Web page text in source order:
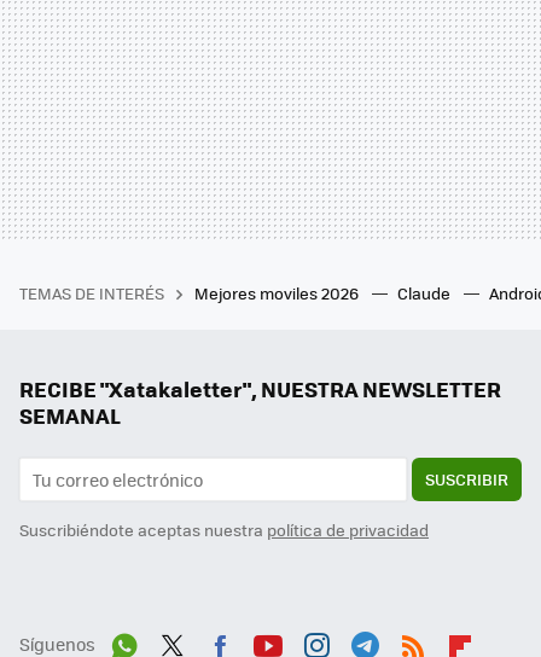
TEMAS DE INTERÉS Mejores moviles 2026 Claude
RECIBE "Xatakaletter", NUESTRA NEWSLETTER
SEMANAL
SUSCRIBIR
Suscribiéndote aceptas nuestra política de privacidad
Síguenos